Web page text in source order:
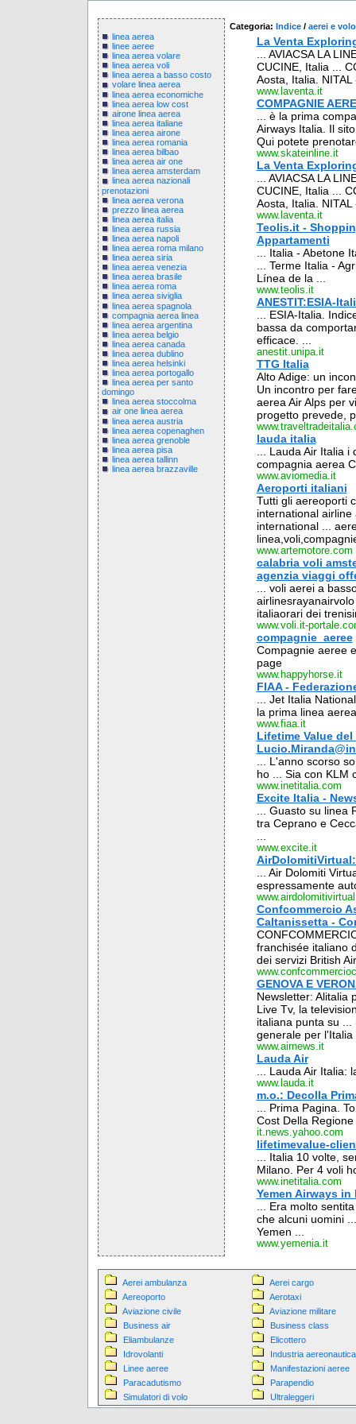
linea aerea
linee aeree
linea aerea volare
linea aerea voli
linea aerea a basso costo
volare linea aerea
linea aerea economiche
linea aerea low cost
airone linea aerea
linea aerea italiane
linea aerea airone
linea aerea romania
linea aerea bilbao
linea aerea air one
linea aerea amsterdam
linea aerea nazionali
prenotazioni
linea aerea verona
prezzo linea aerea
linea aerea italia
linea aerea russia
linea aerea napoli
linea aerea roma milano
linea aerea siria
linea aerea venezia
linea aerea brasile
linea aerea roma
linea aerea siviglia
linea aerea spagnola
compagnia aerea linea
linea aerea argentina
linea aerea belgio
linea aerea canada
linea aerea dublino
linea aerea helsinki
linea aerea portogallo
linea aerea per santo
domingo
linea aerea stoccolma
air one linea aerea
linea aerea austria
linea aerea copenaghen
linea aerea grenoble
linea aerea pisa
linea aerea tallinn
linea aerea brazzaville
Categoria: Indice / aerei e volo
La Venta
... AVIACSA LA
CUCINE, Italia ...
Aosta, Italia.
www.laventa.it
COMPAGNIE
... è la prima
Airways Italia. Il
Qui potete
www.skateinline.it
La Venta
... AVIACSA LA
CUCINE, Italia ...
Aosta, Italia.
www.laventa.it
Teolis.it -
Appartamenti
... Italia - Abetone
... Terme Italia -
Línea de la ...
www.teolis.it
ANESTIT:ESIA-
... ESIA-Italia.
bassa da
efficace. ...
anestit.unipa.it
TTG Italia
Alto Adige: un
Un incontro per
aerea Air Alps per
progetto prevede,
lauda italia
... Lauda Air Italia
compagnia aerea
www.aviomedia.it
Aeroporti italiani
Tutti gli aereoporti
international
international ...
www.artemotore.com
calabria voli
agenzia viaggi
... voli aerei a
italiaorari dei
www.voli.it-
compagnie_aeree
Compagnie aeree
page
www.happyhorse.it
FIAA -
... Jet Italia
la prima linea
www.fiaa.it
Lifetime Value
... L'anno scorso
ho ... Sia con KLM
www.inetitalia.com
Excite Italia -
... Guasto su
tra Ceprano e
www.excite.it
AirDolomitiVirtual:
... Air Dolomiti
espressamente
Confcommercio
Caltanissetta -
franchisée italiano
dei servizi British
GENOVA E
Newsletter: Alitalia
Live Tv, la
italiana punta su
generale per
www.airnews.it
Lauda Air
... Lauda Air Italia:
www.lauda.it
m.o.: Decolla
... Prima Pagina.
Cost Della Regione
it.news.yahoo.com
lifetimevalue-
... Italia 10 volte,
Milano. Per 4 voli
www.inetitalia.com
Yemen Airways in
... Era molto
che alcuni uomini
Yemen ...
www.yemenia.it
Aerei ambulanza
Aerei cargo
Aereoporto
Aerotaxi
Aviazione civile
Aviazione militare
Business air
Business class
Eliambulanze
Elicottero
Idrovolanti
Industria aereonautica
Linee aeree
Manifestazioni aeree
Paracadutismo
Parapendio
Simulatori di volo
Ultraleggeri